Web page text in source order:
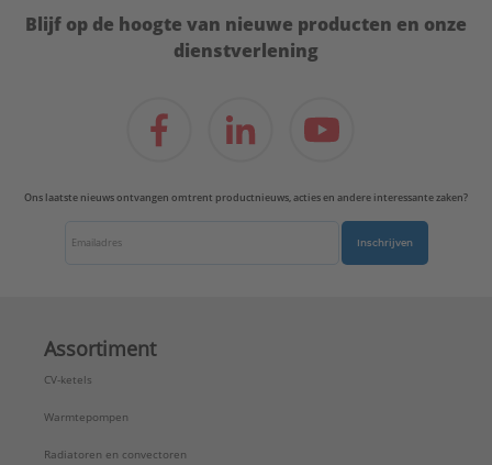
Blijf op de hoogte van nieuwe producten en onze
dienstverlening
Ons laatste nieuws ontvangen omtrent productnieuws, acties en andere interessante zaken?
Inschrijven
Assortiment
CV-ketels
Warmtepompen
Radiatoren en convectoren